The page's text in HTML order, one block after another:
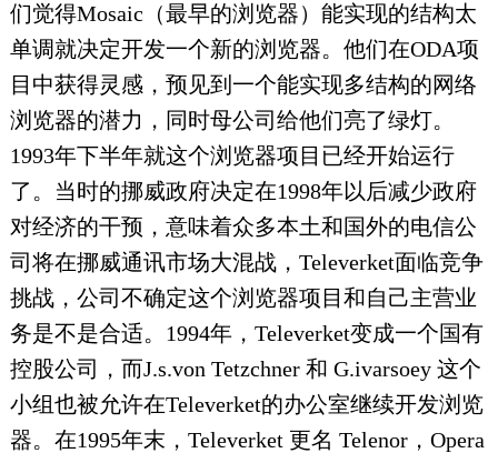
们觉得Mosaic（最早的浏览器）能实现的结构太
单调就决定开发一个新的浏览器。他们在ODA项
目中获得灵感，预见到一个能实现多结构的网络
浏览器的潜力，同时母公司给他们亮了绿灯。
1993年下半年就这个浏览器项目已经开始运行
了。当时的挪威政府决定在1998年以后减少政府
对经济的干预，意味着众多本土和国外的电信公
司将在挪威通讯市场大混战，Televerket面临竞争
挑战，公司不确定这个浏览器项目和自己主营业
务是不是合适。1994年，Televerket变成一个国有
控股公司，而J.s.von Tetzchner 和 G.ivarsoey 这个
小组也被允许在Televerket的办公室继续开发浏览
器。在1995年末，Televerket 更名 Telenor，Opera